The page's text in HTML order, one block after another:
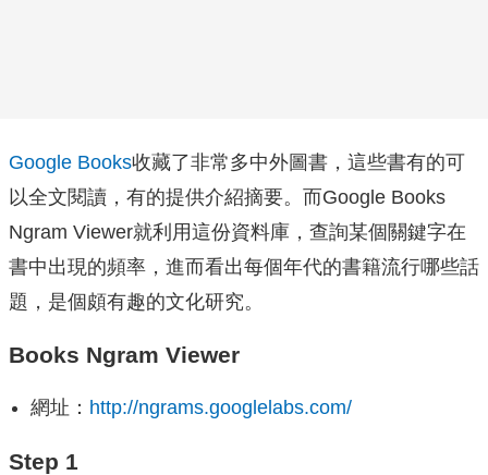
Google Books收藏了非常多中外圖書，這些書有的可
以全文閱讀，有的提供介紹摘要。而Google Books
Ngram Viewer就利用這份資料庫，查詢某個關鍵字在
書中出現的頻率，進而看出每個年代的書籍流行哪些話
題，是個頗有趣的文化研究。
Books Ngram Viewer
網址： http://ngrams.googlelabs.com/
Step 1